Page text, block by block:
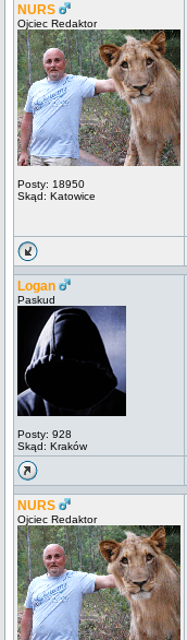
NURS
Ojciec Redaktor
Posty: 18950
Skąd: Katowice
Logan
Paskud
Posty: 928
Skąd: Kraków
NURS
Ojciec Redaktor